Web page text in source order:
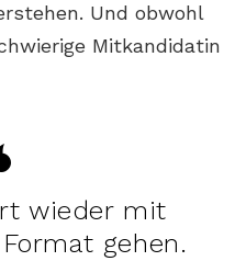
Und obwohl
Mitkandidatin
wieder mit
gehen.